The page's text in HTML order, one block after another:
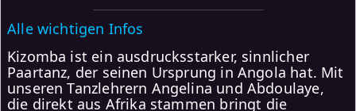
Alle wichtigen Infos
Kizomba ist ein ausdrucksstarker, sinnlicher
Paartanz, der seinen Ursprung in Angola hat. Mit
unseren Tanzlehrern Angelina und Abdoulaye,
die direkt aus Afrika stammen bringt die